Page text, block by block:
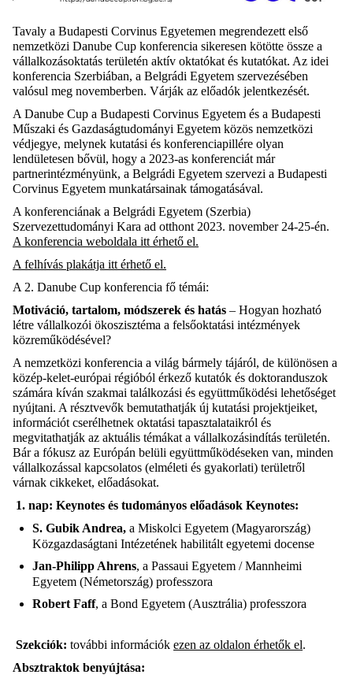
Tavaly a Budapesti Corvinus Egyetemen megrendezett első
nemzetközi Danube Cup konferencia sikeresen kötötte össze a
vállalkozásoktatás területén aktív oktatókat és kutatókat. Az idei
konferencia Szerbiában, a Belgrádi Egyetem szervezésében
valósul meg novemberben. Várják az előadók jelentkezését.
A Danube Cup a Budapesti Corvinus Egyetem és a Budapesti
Műszaki és Gazdaságtudományi Egyetem közös nemzetközi
védjegye, melynek kutatási és konferenciapillére olyan
lendületesen bővül, hogy a 2023-as konferenciát már
partnerintézményünk, a Belgrádi Egyetem szervezi a Budapesti
Corvinus Egyetem munkatársainak támogatásával.
A konferenciának a Belgrádi Egyetem (Szerbia)
Szervezettudományi Kara ad otthont 2023. november 24-25-én.
A konferencia weboldala itt érhető el.
A felhívás plakátja itt érhető el.
A 2. Danube Cup konferencia fő témái:
Motiváció, tartalom, módszerek és hatás – Hogyan hozható
létre vállalkozói ökoszisztéma a felsőoktatási intézmények
közreműködésével?
A nemzetközi konferencia a világ bármely tájáról, de különösen a
közép-kelet-európai régióból érkező kutatók és doktoranduszok
számára kíván szakmai találkozási és együttműködési lehetőséget
nyújtani. A résztvevők bemutathatják új kutatási projektjeiket,
információt cserélhetnek oktatási tapasztalataikról és
megvitathatják az aktuális témákat a vállalkozásindítás területén.
Bár a fókusz az Európán belüli együttműködéseken van, minden
vállalkozással kapcsolatos (elméleti és gyakorlati) területről
várnak cikkeket, előadásokat.
1. nap: Keynotes és tudományos előadások Keynotes:
S. Gubik Andrea, a Miskolci Egyetem (Magyarország)
Közgazdaságtani Intézetének habilitált egyetemi docense
Jan-Philipp Ahrens, a Passaui Egyetem / Mannheimi
Egyetem (Németország) professzora
Robert Faff, a Bond Egyetem (Ausztrália) professzora
Szekciók: további információk ezen az oldalon érhetők el.
Absztraktok benyújtása: